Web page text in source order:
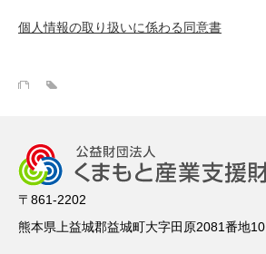
個人情報の取り扱いに係わる同意書
〒861-2202
熊本県上益城郡益城町大字田原2081番地10